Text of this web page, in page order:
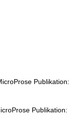
Publikation:
Publikation: